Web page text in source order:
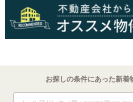
お探しの条件にあった新着